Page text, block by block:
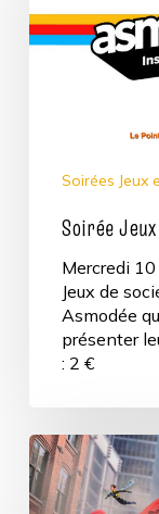
Soirées Jeux
Soirée
Mercredi
Jeux de
Asmodée
présenter
: 2 €
Tournoi
Avant-
Première